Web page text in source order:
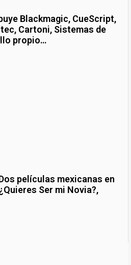
Blackmagic, CueScript,
Cartoni, Sistemas de
propio…
películas mexicanas en
Ser mi Novia?,